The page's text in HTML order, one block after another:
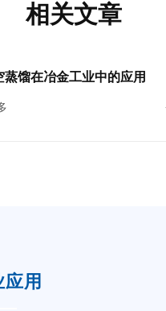
相关文章
蒸馏在冶金工业中的应用
用